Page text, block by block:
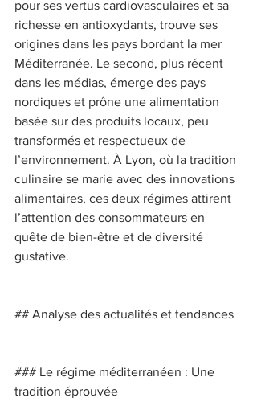
pour ses vertus cardiovasculaires et sa
richesse en antioxydants, trouve ses
origines dans les pays bordant la mer
Méditerranée. Le second, plus récent
dans les médias, émerge des pays
nordiques et prône une alimentation
basée sur des produits locaux, peu
transformés et respectueux de
l’environnement. À Lyon, où la tradition
culinaire se marie avec des innovations
alimentaires, ces deux régimes attirent
l’attention des consommateurs en
quête de bien-être et de diversité
gustative.
## Analyse des actualités et tendances
### Le régime méditerranéen : Une
tradition éprouvée